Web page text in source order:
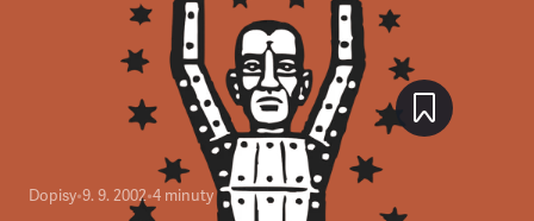
Dopisy•9. 9. 2002•4 minuty